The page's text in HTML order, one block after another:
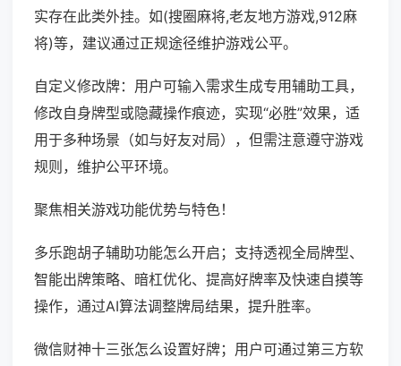
实存在此类外挂。如(搜圈麻将,老友地方游戏,912麻
将)等，建议通过正规途径维护游戏公平。
自定义修改牌：用户可输入需求生成专用辅助工具，
修改自身牌型或隐藏操作痕迹，实现“必胜”效果，适
用于多种场景（如与好友对局），但需注意遵守游戏
规则，维护公平环境。
聚焦相关游戏功能优势与特色！
多乐跑胡子辅助功能怎么开启；支持透视全局牌型、
智能出牌策略、暗杠优化、提高好牌率及快速自摸等
操作，通过AI算法调整牌局结果，提升胜率。
微信财神十三张怎么设置好牌；用户可通过第三方软